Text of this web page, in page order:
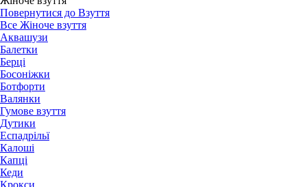
Повернутися до Взуття
Все Жіноче взуття
Аквашузи
Балетки
Берці
Босоніжки
Ботфорти
Валянки
Гумове взуття
Дутики
Еспадрільї
Калоші
Капці
Кеди
Крокси